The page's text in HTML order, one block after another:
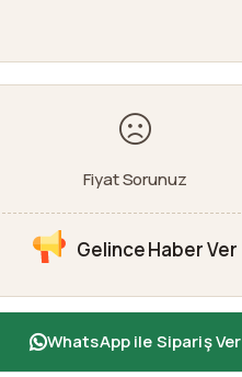
Fiyat Sorunuz
Gelince Haber Ver
WhatsApp ile Sipariş Ver